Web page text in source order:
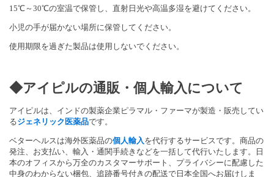
15℃～30℃の室温で保管し、 直射日光や高温多湿を避けてください。
小児の手が届かない場所に保管してください。
使用期限を過ぎた製品は使用しないでください。
◆アイピルの通販・個人輸入について
アイピルは、インドの製薬企業ピラマル・ファーマが製造・ 販売してい
るジェネリック医薬品です。
ベターヘルスは海外医薬品の個人輸入 を代行するサービスです。 商品の
発注、お支払い、輸入・ 通関手続きなどを一括して代行いたします。
日
本のオフィスから万全のカスタマーサポート、 プライバシーに配慮した
中身のわからない梱包、 追跡番号付きの配送で日本全国へお届けしま